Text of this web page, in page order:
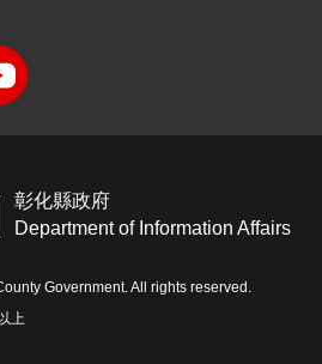
彰化縣政府
Department of Information Affairs
Government. All rights reserved.
上